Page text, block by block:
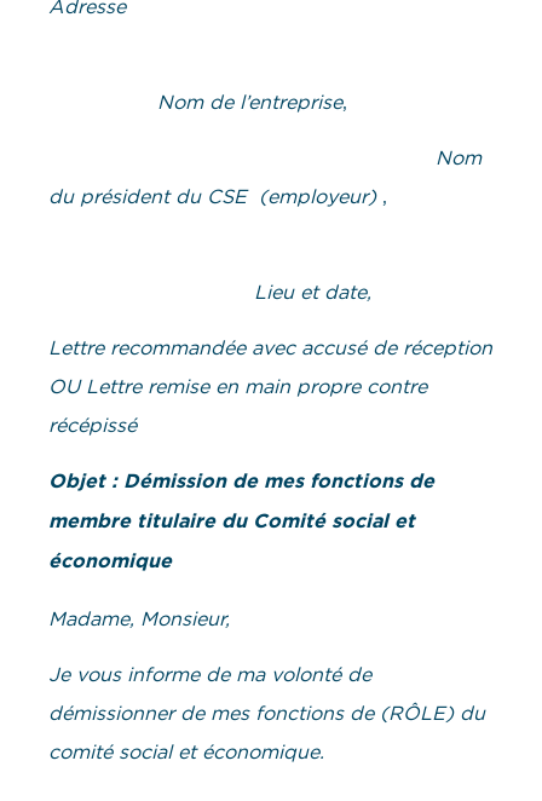
Adresse
Nom de l’entreprise,
Nom
du président du CSE (employeur) ,
Lieu et date,
Lettre recommandée avec accusé de réception
OU Lettre remise en main propre contre
récépissé
Objet : Démission de mes fonctions de
membre titulaire du Comité social et
économique
Madame, Monsieur,
Je vous informe de ma volonté de
démissionner de mes fonctions de (RÔLE) du
comité social et économique.